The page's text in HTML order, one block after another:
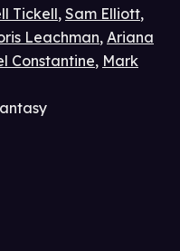
Tickell, Sam Elliott,
Leachman, Ariana
Constantine, Mark